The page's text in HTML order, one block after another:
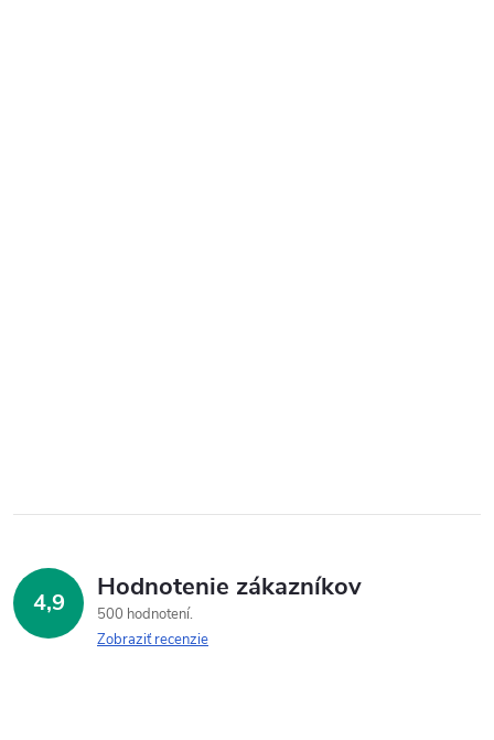
4,9 Hodnotenie zákazníkov
500 hodnotení
Zobraziť recenzie